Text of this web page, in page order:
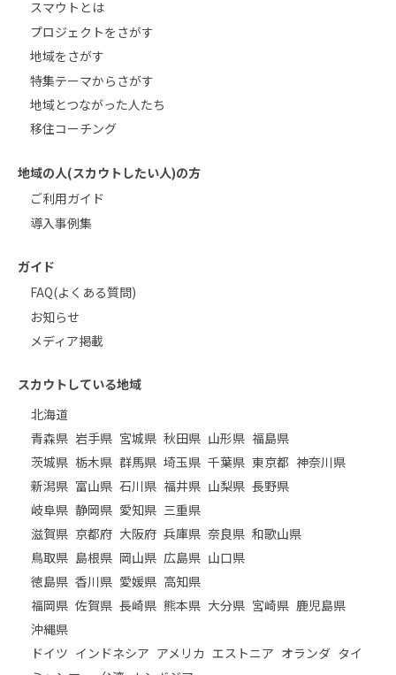
スマウトとは
プロジェクトをさがす
地域をさがす
特集テーマからさがす
地域とつながった人たち
移住コーチング
地域の人(スカウトしたい人)の方
ご利用ガイド
導入事例集
ガイド
FAQ(よくある質問)
お知らせ
メディア掲載
スカウトしている地域
北海道
青森県 岩手県 宮城県 秋田県 山形県 福島県
茨城県 栃木県 群馬県 埼玉県 千葉県 東京都 神奈川県
新潟県 富山県 石川県 福井県 山梨県 長野県
岐阜県 静岡県 愛知県 三重県
滋賀県 京都府 大阪府 兵庫県 奈良県 和歌山県
鳥取県 島根県 岡山県 広島県 山口県
徳島県 香川県 愛媛県 高知県
福岡県 佐賀県 長崎県 熊本県 大分県 宮崎県 鹿児島県
沖縄県
ドイツ インドネシア アメリカ エストニア オランダ タイ